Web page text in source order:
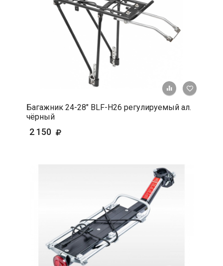
+ К
Багажник 24-28" BLF-H26 регулируемый ал.
чёрный
2 150